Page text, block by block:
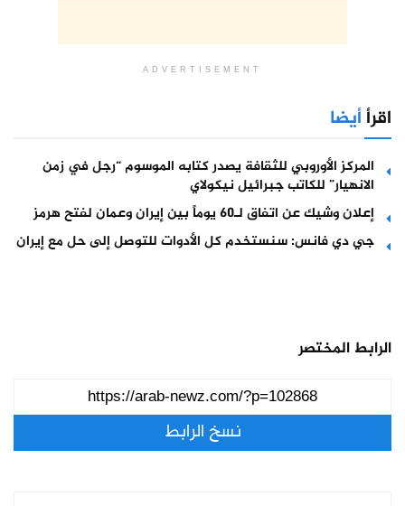
ADVERTISEMENT
اقرأأيضا
المركز الأوروبي للثقافة يصدر كتابه الموسوم “رجل في زمن
الانهيار” للكاتب جبرائيل نيكولاي
إعلان وشيك عن اتفاق لـ60 يوماً بين إيران وعمان لفتح هرمز
جي دي فانس: سنستخدم كل الأدوات للتوصل إلى حل مع إيران
الرابط المختصر
نسخ الرابط